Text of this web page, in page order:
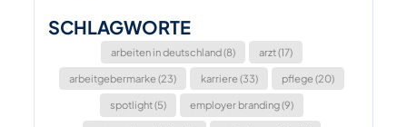
SCHLAGWORTE
arbeiten in deutschland (8) arzt (17)
arbeitgebermarke (23) karriere (33) pflege (20)
spotlight (5) employer branding (9)